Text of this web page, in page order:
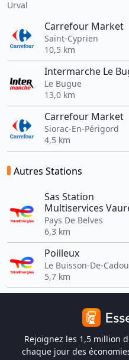
Urval
Carrefour Market
Saint-Cyprien
10,5 km
Intermarche Le
Le Bugue
13,0 km
Carrefour Market
Siorac-En-Périgord
4,5 km
Autres Stations
Sas Station
Multiservices
Pays De Belves
6,3 km
Poilleux
Le Buisson-De-
5,7 km
Rejoignez les 1,5 million
chaque jour des